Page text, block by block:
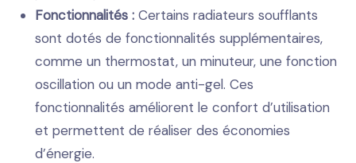
Fonctionnalités : Certains radiateurs soufflants
sont dotés de fonctionnalités supplémentaires,
comme un thermostat, un minuteur, une fonction
oscillation ou un mode anti-gel. Ces
fonctionnalités améliorent le confort d’utilisation
et permettent de réaliser des économies
d’énergie.